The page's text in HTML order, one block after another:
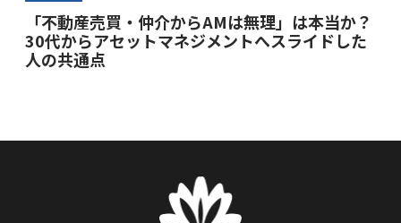
「不動産売買・仲介からAMは無理」は本当か？
30代からアセットマネジメントへスライドした
人の共通点